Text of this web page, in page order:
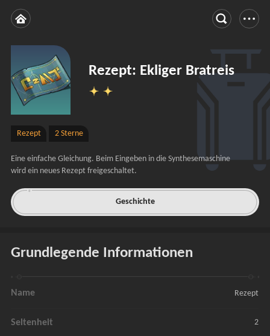
Rezept: Ekliger Bratreis
Rezept 2 Sterne
Eine einfache Gleichung. Beim Eingeben in die Synthesemaschine
wird ein neues Rezept freigeschaltet.
Geschichte
Grundlegende Informationen
Name Rezept
Seltenheit 2